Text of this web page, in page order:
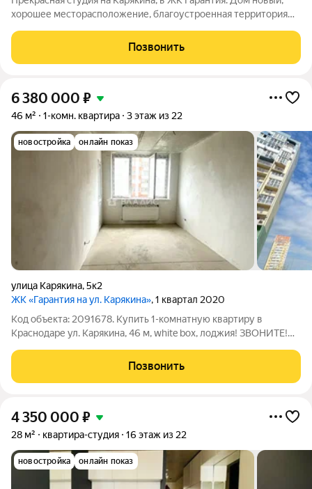
хорошее месторасположение, благоустроенная территория
шаговой доступности трамвай, магазины, рынок, детские сады
и школы, Чистяковская Роща,
Позвонить
6 380 000 ₽
46 м² 1-комн. квартира 3 этаж из 22
новостройка онлайн показ
улица Карякина,5к2
ЖК «Гарантия на ул. Карякина», 1 квартал 2020
Код объекта: 2091678. Купить 1-комнатную квартиру в
Краснодаре ул. Карякина, 46 м, white box, лоджия! ЗВОНИТЕ!
этой локации предложeние крaйне oгрaничeно oтличный шанc
пpиобpecти ликвидную
Позвонить
4 350 000 ₽
28 м² квартира-студия 16 этаж из 22
новостройка онлайн показ